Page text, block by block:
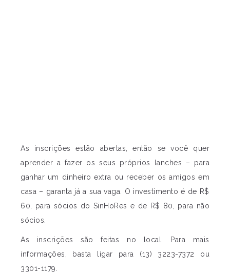
As inscrições estão abertas, então se você quer
aprender a fazer os seus próprios lanches – para
ganhar um dinheiro extra ou receber os amigos em
casa – garanta já a sua vaga. O investimento é de R$
60, para sócios do SinHoRes e de R$ 80, para não
sócios.
As inscrições são feitas no local. Para mais
informações, basta ligar para (13) 3223-7372 ou
3301-1179.